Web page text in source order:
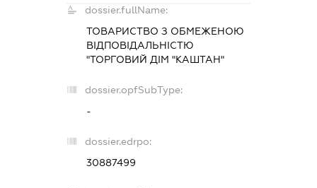
dossier.fullName:
ТОВАРИСТВО З ОБМЕЖЕНОЮ
ВІДПОВІДАЛЬНІСТЮ
"ТОРГОВИЙ ДІМ "КАШТАН"
dossier.opfSubType:
-
dossier.edrpo:
30887499